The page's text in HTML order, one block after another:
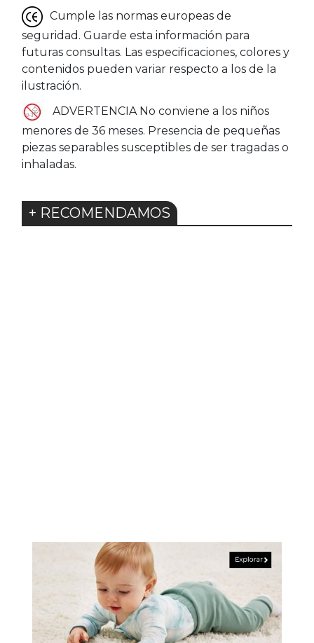
Cumple las normas europeas de
seguridad. Guarde esta información para
futuras consultas. Las especificaciones, colores y
contenidos pueden variar respecto a los de la
ilustración.
ADVERTENCIA No conviene a los niños
menores de 36 meses. Presencia de pequeñas
piezas separables susceptibles de ser tragadas o
inhaladas.
+ RECOMENDAMOS